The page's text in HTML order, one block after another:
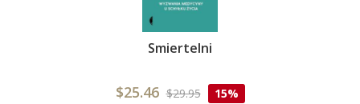
Smiertelni
$25.46 $29.95 15%